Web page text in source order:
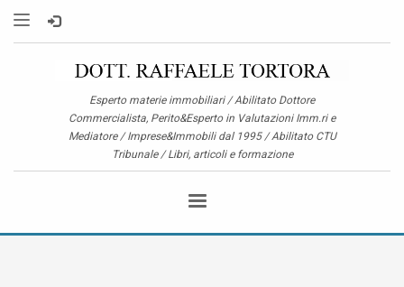
Esperto materie immobiliari / Abilitato Dottore
Commercialista, Perito&Esperto in Valutazioni Imm.ri e
Mediatore / Imprese&Immobili dal 1995 / Abilitato CTU
Tribunale / Libri, articoli e formazione